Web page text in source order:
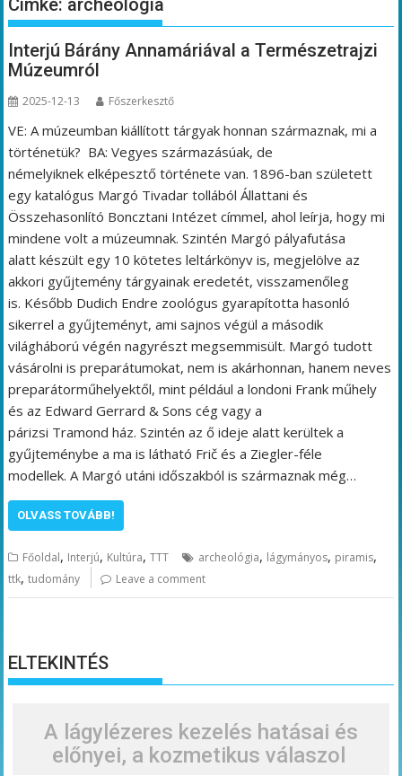
Címke: archeológia
Interjú Bárány Annamáriával a Természetrajzi
Múzeumról
2025-12-13 Főszerkesztő
VE: A múzeumban kiállított tárgyak honnan származnak, mi a
történetük? BA: Vegyes származásúak, de
némelyiknek elképesztő története van. 1896-ban született
egy katalógus Margó Tivadar tollából Állattani és
Összehasonlító Boncztani Intézet címmel, ahol leírja, hogy mi
mindene volt a múzeumnak. Szintén Margó pályafutása
alatt készült egy 10 kötetes leltárkönyv is, megjelölve az
akkori gyűjtemény tárgyainak eredetét, visszamenőleg
is. Később Dudich Endre zoológus gyarapította hasonló
sikerrel a gyűjteményt, ami sajnos végül a második
világháború végén nagyrészt megsemmisült. Margó tudott
vásárolni is preparátumokat, nem is akárhonnan, hanem neves
preparátorműhelyektől, mint például a londoni Frank műhely
és az Edward Gerrard & Sons cég vagy a
párizsi Tramond ház. Szintén az ő ideje alatt kerültek a
gyűjteménybe a ma is látható Frič és a Ziegler-féle
modellek. A Margó utáni időszakból is származnak még…
OLVASS TOVÁBB!
Főoldal, Interjú, Kultúra,TTT archeológia, lágymányos, piramis,
ttk,tudomány Leave a comment
ELTEKINTÉS
A lágylézeres kezelés hatásai és
előnyei, a kozmetikus válaszol